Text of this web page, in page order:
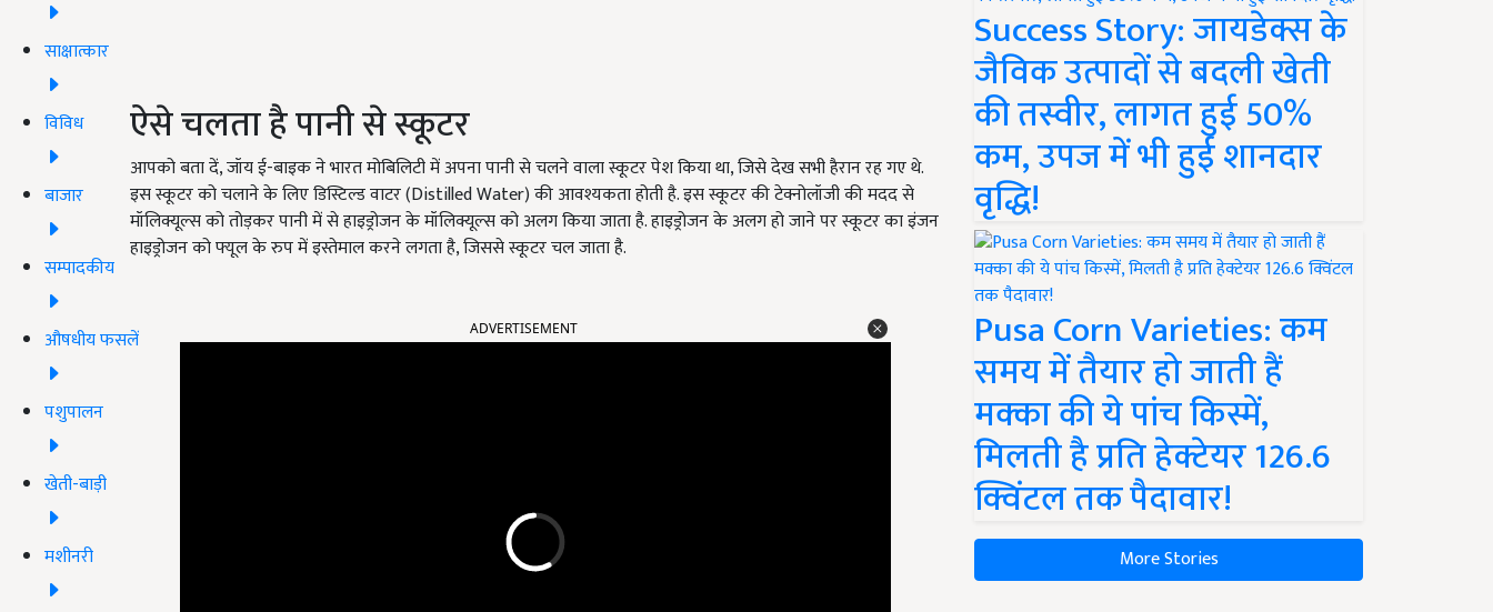
साक्षात्कार
विविध
बाजार
सम्पादकीय
औषधीय फसलें
पशुपालन
खेती-बाड़ी
मशीनरी
ऐसे चलता है पानी से स्कूटर
आपको बता दें, जॉय ई-बाइक ने भारत मोबिलिटी में अपना पानी से चलने वाला स्कूटर पेश किया था, जिसे देख सभी हैरान रह गए थे.
इस स्कूटर को चलाने के लिए डिस्टिल्ड वाटर (Distilled Water) की आवश्यकता होती है. इस स्कूटर की टेक्नोलॉजी की मदद से
मॉलिक्यूल्स को तोड़कर पानी में से हाइड्रोजन के मॉलिक्यूल्स को अलग किया जाता है. हाइड्रोजन के अलग हो जाने पर स्कूटर का इंजन
हाइड्रोजन को फ्यूल के रुप में इस्तेमाल करने लगता है, जिससे स्कूटर चल जाता है.
ADVERTISEMENT
Success Story: जायडेक्स के
जैविक उत्पादों से बदली खेती
की तस्वीर, लागत हुई 50%
कम, उपज में भी हुई शानदार
वृद्धि!
Pusa Corn Varieties: कम
समय में तैयार हो जाती हैं
मक्का की ये पांच किस्में,
मिलती है प्रति हेक्टेयर 126.6
क्विंटल तक पैदावार!
More Stories